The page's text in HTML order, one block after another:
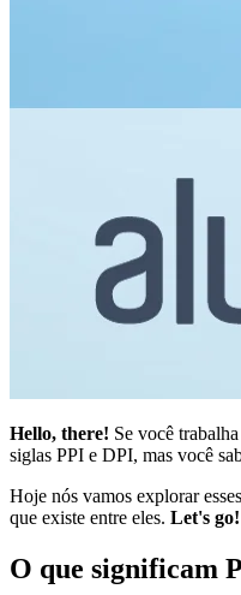
Hello, there! Se você
siglas PPI e DPI, mas você
Hoje nós vamos explorar
que existe entre eles. Let's go!
O que significam